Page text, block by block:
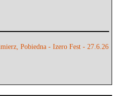
Pobiedna - Izero Fest - 27.6.26